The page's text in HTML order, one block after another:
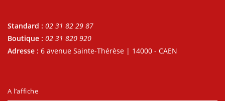
Standard : 02 31 82 29 87
Boutique : 02 31 820 920
Adresse : 6 avenue Sainte-Thérèse | 14000 - CAEN
A l’affiche